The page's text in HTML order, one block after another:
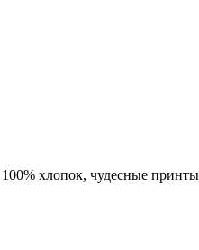
хлопок, чудесные